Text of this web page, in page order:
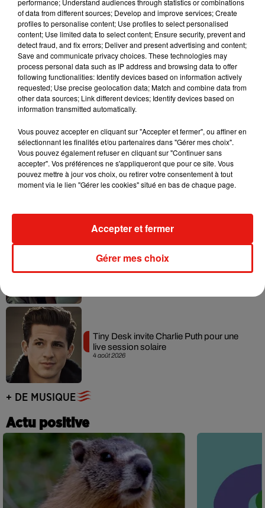
7 août 2026
Madonna sort enfin le remix de « Love
Sensation » avec Kylie Minogue
Tayc et Didi B dévoilent le single le plus
dansant de l’année
Angèle et Amélie Lens dévoilent leur
collaboration tant attendue
Benny Blanco invite Selena Gomez et
4 août 2026
Tiny Desk invite Charlie Puth pour une
live session solaire
+ DE MUSIQUE
Actu positive
performance; Understand audiences through statistics or combinations
of data from different sources; Develop and improve services; Create
profiles to personalise content; Use profiles to select personalised
content; Use limited data to select content; Ensure security, prevent and
detect fraud, and fix errors; Deliver and present advertising and content;
Save and communicate privacy choices. These technologies may
process personal data such as IP address and browsing data to offer
following functionalities: Identify devices based on information actively
requested; Use precise geolocation data; Match and combine data from
other data sources; Link different devices; Identify devices based on
information transmitted automatically.
Vous pouvez accepter en cliquant sur "Accepter et fermer", ou affiner en
sélectionnant les finalités et/ou partenaires dans "Gérer mes choix".
Vous pouvez également refuser en cliquant sur "Continuer sans
accepter". Vos préférences ne s'appliqueront que pour ce site. Vous
pouvez mettre à jour vos choix, ou retirer votre consentement à tout
moment via le lien "Gérer les cookies" situé en bas de chaque page.
Gérer mes choix
Accepter et fermer